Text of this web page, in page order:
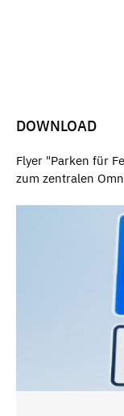
DOWNLOAD
Flyer "Parken für
zum zentralen